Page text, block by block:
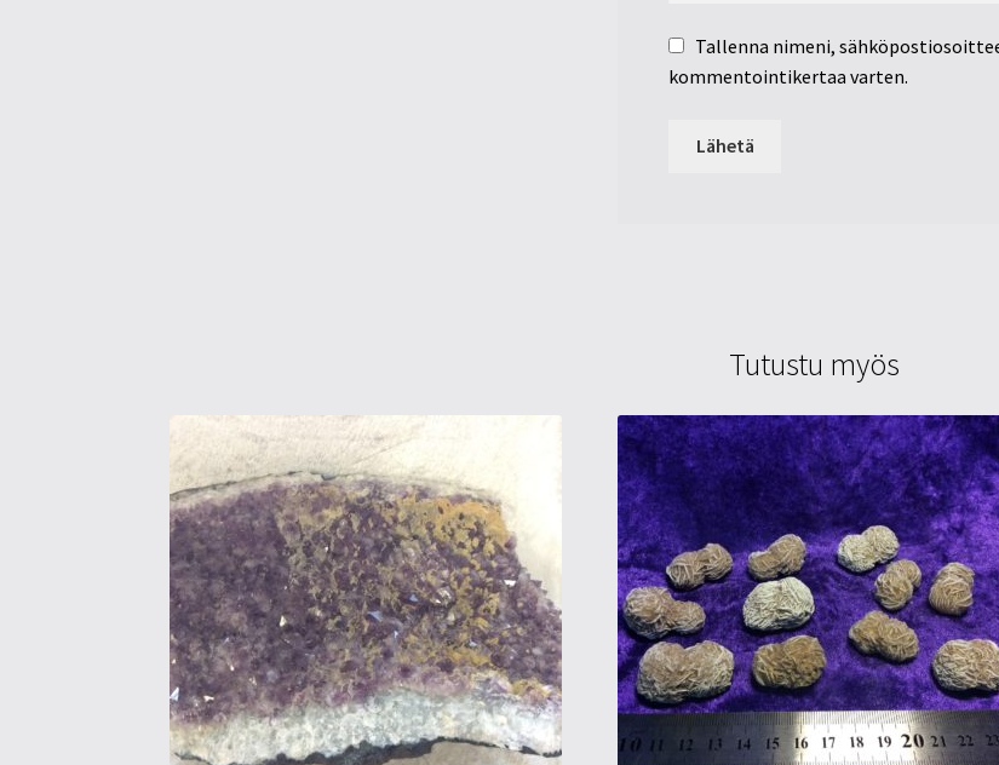
Tallenna nimeni,
kommentointikertaa varten.
Tutustu myös